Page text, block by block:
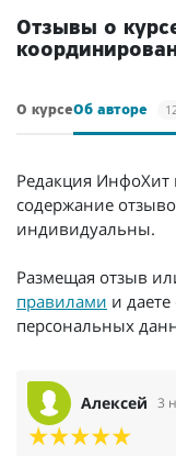
Отзывы о
О курсеОб авторе
Редакция ИнфоХит
содержание
индивидуальны.
Размещая отзыв
правилами и
персональных
Алексей 3